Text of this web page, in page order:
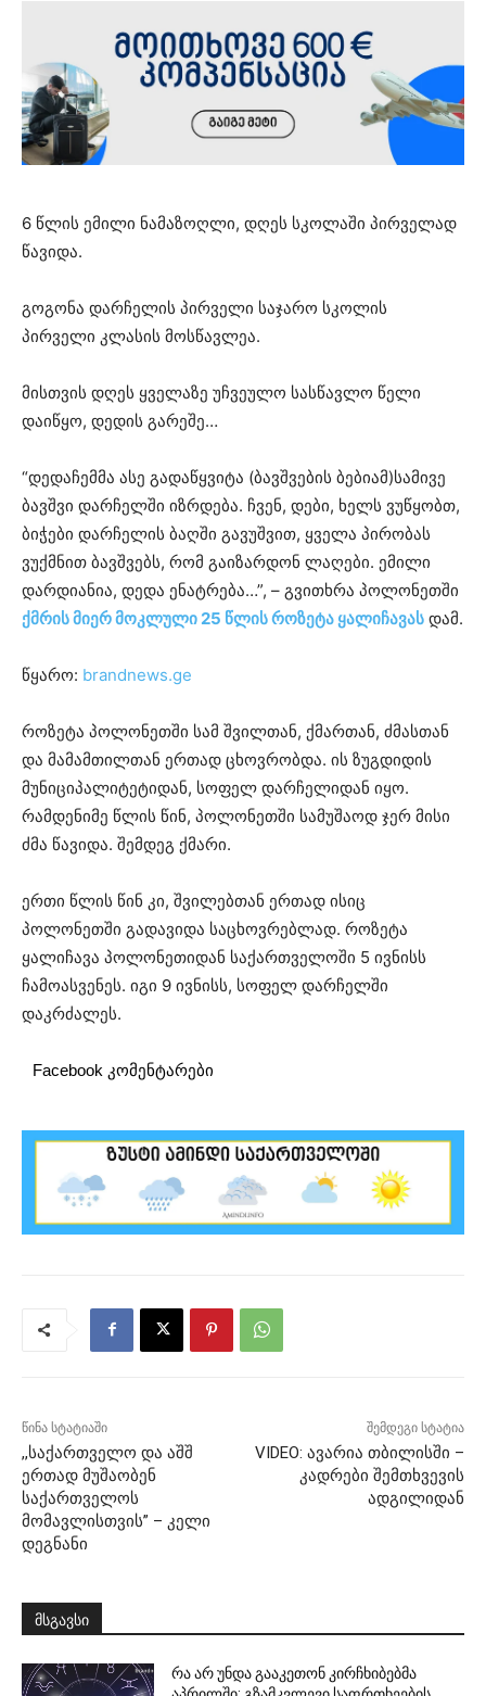
6 წლის ემილი ნამაზოღლი, დღეს სკოლაში პირველად
წავიდა.
გოგონა დარჩელის პირველი საჯარო სკოლის
პირველი კლასის მოსწავლეა.
მისთვის დღეს ყველაზე უჩვეულო სასწავლო წელი
დაიწყო, დედის გარეშე…
“დედაჩემმა ასე გადაწყვიტა (ბავშვების ბებიამ)სამივე
ბავშვი დარჩელში იზრდება. ჩვენ, დები, ხელს ვუწყობთ,
ბიჭები დარჩელის ბაღში გავუშვით, ყველა პირობას
ვუქმნით ბავშვებს, რომ გაიზარდონ ლაღები. ემილი
დარდიანია, დედა ენატრება…”, – გვითხრა პოლონეთში
ქმრის მიერ მოკლული 25 წლის როზეტა ყალიჩავას დამ.
წყარო: brandnews.ge
როზეტა პოლონეთში სამ შვილთან, ქმართან, ძმასთან
და მამამთილთან ერთად ცხოვრობდა. ის ზუგდიდის
მუნიციპალიტეტიდან, სოფელ დარჩელიდან იყო.
რამდენიმე წლის წინ, პოლონეთში სამუშაოდ ჯერ მისი
ძმა წავიდა. შემდეგ ქმარი.
ერთი წლის წინ კი, შვილებთან ერთად ისიც
პოლონეთში გადავიდა საცხოვრებლად. როზეტა
ყალიჩავა პოლონეთიდან საქართველოში 5 ივნისს
ჩამოასვენეს. იგი 9 ივნისს, სოფელ დარჩელში
დაკრძალეს.
Facebook კომენტარები
წინა სტატიაში
,,საქართველო და აშშ
ერთად მუშაობენ
საქართველოს
მომავლისთვის” – კელი
დეგნანი
შემდეგი სტატია
VIDEO: ავარია თბილისში –
კადრები შემთხვევის
ადგილიდან
მსგავსი
რა არ უნდა გააკეთონ კირჩხიბებმა